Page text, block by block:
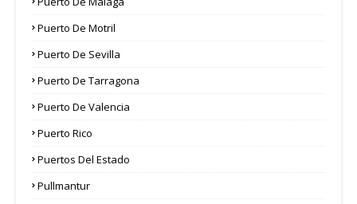
Puerto De Motril
Puerto De Sevilla
Puerto De Tarragona
Puerto De Valencia
Puerto Rico
Puertos Del Estado
Pullmantur